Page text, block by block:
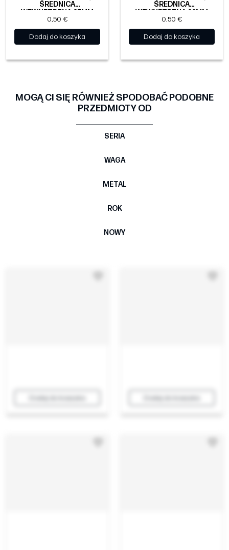
ŚREDNICA
WEWNĘTRZNA 37MM
0,50 €
Dodaj do koszyka
ŚREDNICA
WEWNĘTRZNA 33MM
0,50 €
Dodaj do koszyka
MOGĄ CI SIĘ RÓWNIEŻ SPODOBAĆ PODOBNE
PRZEDMIOTY OD
SERIA
WAGA
METAL
ROK
NOWY